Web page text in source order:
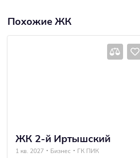
Похожие ЖК
ЖК 2-й Иртышский
1 кв. 2027 Бизнес ГК ПИК